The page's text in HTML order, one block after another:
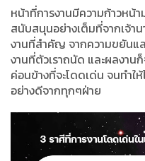
หน้าที่การงานมีความก้าวหน้
สนับสนุนอย่างเต็มที่จากเจ้
งานที่สำคัญ จากความขยันแ
งานที่ตัวเราถนัด และผลงาน
ค่อนข้างที่จะโดดเด่น จนทำใ
อย่างดีจากทุกๆฝ่าย